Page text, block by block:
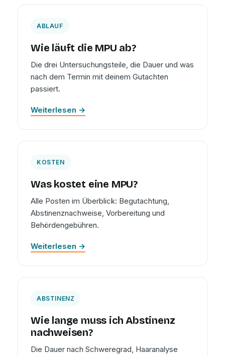
ABLAUF
Wie läuft die MPU ab?
Die drei Untersuchungsteile, die Dauer und was
nach dem Termin mit deinem Gutachten
passiert.
Weiterlesen →
KOSTEN
Was kostet eine MPU?
Alle Posten im Überblick: Begutachtung,
Abstinenznachweise, Vorbereitung und
Behördengebühren.
Weiterlesen →
ABSTINENZ
Wie lange muss ich Abstinenz
nachweisen?
Die Dauer nach Schweregrad, Haaranalyse